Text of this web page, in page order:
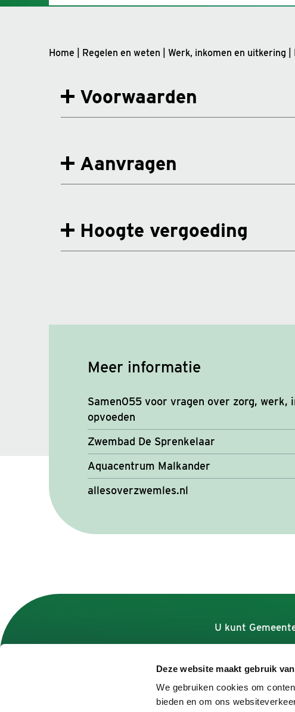
Deze website maakt gebruik
We gebruiken cookies om
bieden en om ons
Home Regelen en weten Werk, inkomen en uitkering
Voorwaarden
Aanvragen
Hoogte vergoeding
Meer informatie
Samen055 voor vragen over zorg, werk,
opvoeden
Zwembad De Sprenkelaar
Aquacentrum Malkander
allesoverzwemles.nl
U kunt
Over